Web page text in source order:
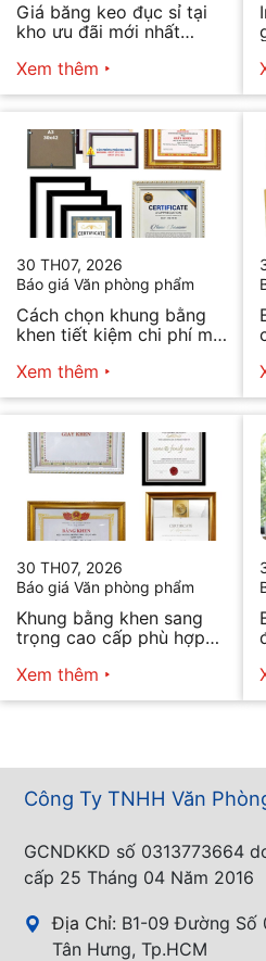
Giá băng keo đục sỉ tại
kho ưu đãi mới nhất
Xem thêm
30 TH07, 2026
Báo giá Văn phòng phẩm
Cách chọn khung bằng
khen tiết kiệm chi phí mà
Xem thêm
30 TH07, 2026
Báo giá Văn phòng phẩm
Khung bằng khen sang
trọng cao cấp phù hợp
Xem thêm
Công Ty TNHH Văn
GCNDKKD số 0313773664
cấp 25 Tháng 04 Năm 2016
Địa Chỉ: B1-09 Đường Số
Tân Hưng, Tp.HCM